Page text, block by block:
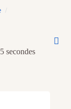
secondes